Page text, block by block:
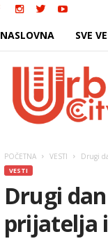
NASLOVNA SVE
POČETNA VESTI Drugi
VESTI
Drugi
prijatelja